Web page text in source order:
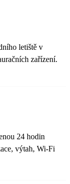
letiště v
zařízení.
24 hodin
výtah, Wi-Fi